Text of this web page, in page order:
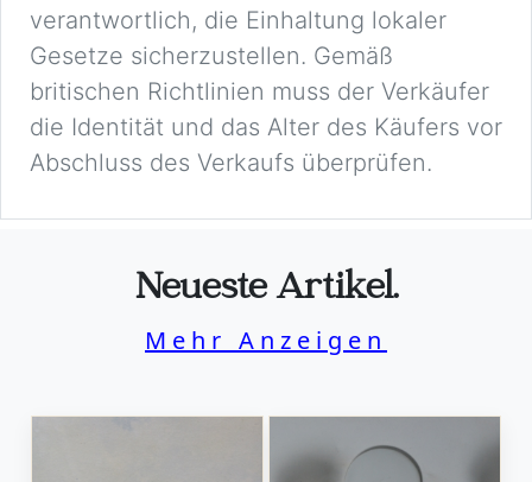
verantwortlich, die Einhaltung lokaler
Gesetze sicherzustellen. Gemäß
britischen Richtlinien muss der Verkäufer
die Identität und das Alter des Käufers vor
Abschluss des Verkaufs überprüfen.
Neueste Artikel.
Mehr Anzeigen